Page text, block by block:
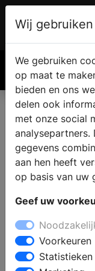
Wij
We gebruiken
op maat te
bieden en ons
delen ook
met onze social
analysepartners.
gegevens
aan hen heeft
op basis van uw
Geef uw
Voorkeuren
Statistieken